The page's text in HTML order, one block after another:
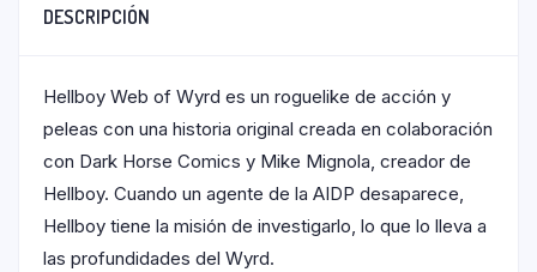
DESCRIPCIÓN
Hellboy Web of Wyrd es un roguelike de acción y
peleas con una historia original creada en colaboración
con Dark Horse Comics y Mike Mignola, creador de
Hellboy. Cuando un agente de la AIDP desaparece,
Hellboy tiene la misión de investigarlo, lo que lo lleva a
las profundidades del Wyrd.